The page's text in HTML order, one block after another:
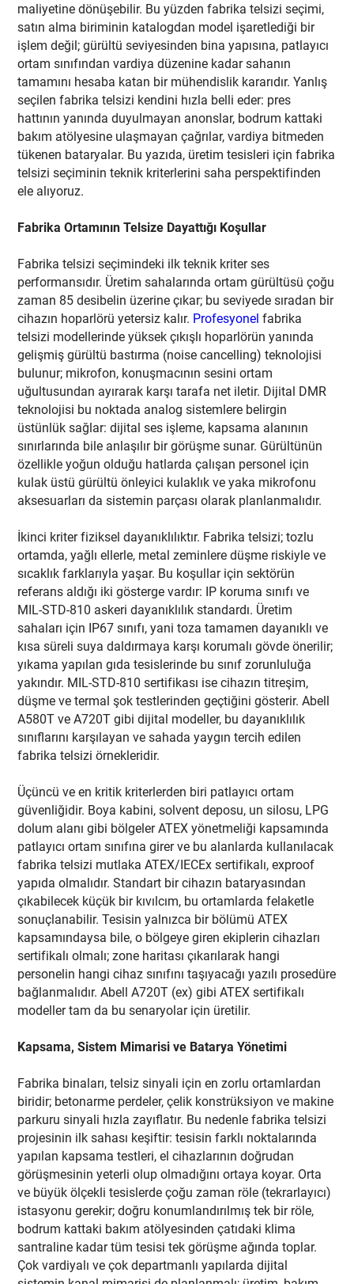
maliyetine dönüşebilir. Bu yüzden fabrika telsizi seçimi,
satın alma biriminin katalogdan model işaretlediği bir
işlem değil; gürültü seviyesinden bina yapısına, patlayıcı
ortam sınıfından vardiya düzenine kadar sahanın
tamamını hesaba katan bir mühendislik kararıdır. Yanlış
seçilen fabrika telsizi kendini hızla belli eder: pres
hattının yanında duyulmayan anonslar, bodrum kattaki
bakım atölyesine ulaşmayan çağrılar, vardiya bitmeden
tükenen bataryalar. Bu yazıda, üretim tesisleri için fabrika
telsizi seçiminin teknik kriterlerini saha perspektifinden
ele alıyoruz.
Fabrika Ortamının Telsize Dayattığı Koşullar
Fabrika telsizi seçimindeki ilk teknik kriter ses
performansıdır. Üretim sahalarında ortam gürültüsü çoğu
zaman 85 desibelin üzerine çıkar; bu seviyede sıradan bir
cihazın hoparlörü yetersiz kalır. Profesyonelfabrika
telsizi modellerinde yüksek çıkışlı hoparlörün yanında
gelişmiş gürültü bastırma (noise cancelling) teknolojisi
bulunur; mikrofon, konuşmacının sesini ortam
uğultusundan ayırarak karşı tarafa net iletir. Dijital DMR
teknolojisi bu noktada analog sistemlere belirgin
üstünlük sağlar: dijital ses işleme, kapsama alanının
sınırlarında bile anlaşılır bir görüşme sunar. Gürültünün
özellikle yoğun olduğu hatlarda çalışan personel için
kulak üstü gürültü önleyici kulaklık ve yaka mikrofonu
aksesuarları da sistemin parçası olarak planlanmalıdır.
İkinci kriter fiziksel dayanıklılıktır. Fabrika telsizi; tozlu
ortamda, yağlı ellerle, metal zeminlere düşme riskiyle ve
sıcaklık farklarıyla yaşar. Bu koşullar için sektörün
referans aldığı iki gösterge vardır: IP koruma sınıfı ve
MIL-STD-810 askeri dayanıklılık standardı. Üretim
sahaları için IP67 sınıfı, yani toza tamamen dayanıklı ve
kısa süreli suya daldırmaya karşı korumalı gövde önerilir;
yıkama yapılan gıda tesislerinde bu sınıf zorunluluğa
yakındır. MIL-STD-810 sertifikası ise cihazın titreşim,
düşme ve termal şok testlerinden geçtiğini gösterir. Abell
A580T ve A720T gibi dijital modeller, bu dayanıklılık
sınıflarını karşılayan ve sahada yaygın tercih edilen
fabrika telsizi örnekleridir.
Üçüncü ve en kritik kriterlerden biri patlayıcı ortam
güvenliğidir. Boya kabini, solvent deposu, un silosu, LPG
dolum alanı gibi bölgeler ATEX yönetmeliği kapsamında
patlayıcı ortam sınıfına girer ve bu alanlarda kullanılacak
fabrika telsizi mutlaka ATEX/IECEx sertifikalı, exproof
yapıda olmalıdır. Standart bir cihazın bataryasından
çıkabilecek küçük bir kıvılcım, bu ortamlarda felaketle
sonuçlanabilir. Tesisin yalnızca bir bölümü ATEX
kapsamındaysa bile, o bölgeye giren ekiplerin cihazları
sertifikalı olmalı; zone haritası çıkarılarak hangi
personelin hangi cihaz sınıfını taşıyacağı yazılı prosedüre
bağlanmalıdır. Abell A720T (ex) gibi ATEX sertifikalı
modeller tam da bu senaryolar için üretilir.
Kapsama, Sistem Mimarisi ve Batarya Yönetimi
Fabrika binaları, telsiz sinyali için en zorlu ortamlardan
biridir; betonarme perdeler, çelik konstrüksiyon ve makine
parkuru sinyali hızla zayıflatır. Bu nedenle fabrika telsizi
projesinin ilk sahası keşiftir: tesisin farklı noktalarında
yapılan kapsama testleri, el cihazlarının doğrudan
görüşmesinin yeterli olup olmadığını ortaya koyar. Orta
ve büyük ölçekli tesislerde çoğu zaman röle (tekrarlayıcı)
istasyonu gerekir; doğru konumlandırılmış tek bir röle,
bodrum kattaki bakım atölyesinden çatıdaki klima
santraline kadar tüm tesisi tek görüşme ağında toplar.
Çok vardiyalı ve çok departmanlı yapılarda dijital